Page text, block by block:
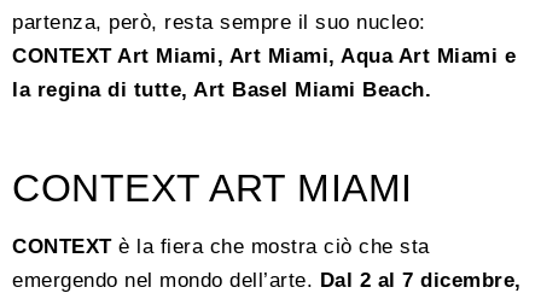
partenza, però, resta sempre il suo nucleo:
CONTEXT Art Miami, Art Miami, Aqua Art Miami e
la regina di tutte, Art Basel Miami Beach.
CONTEXT ART MIAMI
CONTEXT è la fiera che mostra ciò che sta
emergendo nel mondo dell’arte. Dal 2 al 7 dicembre,